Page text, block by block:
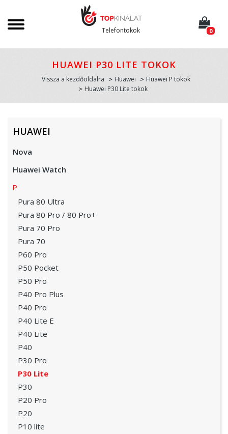
Telefontokok 0
HUAWEI P30 LITE TOKOK
Vissza a kezdőoldalra Huawei
Huawei P tokok
Huawei P30 Lite tokok
HUAWEI
Nova
Huawei Watch
P
Pura 80 Ultra
Pura 80 Pro / 80 Pro+
Pura 70 Pro
Pura 70
P60 Pro
P50 Pocket
P50 Pro
P40 Pro Plus
P40 Pro
P40 Lite E
P40 Lite
P40
P30 Pro
P30 Lite
P30
P20 Pro
P20
P10 lite